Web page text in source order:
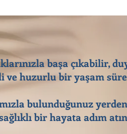
başa çıkabilir,
ve huzurlu bir yaşam
bulunduğunuz
bir hayata adım